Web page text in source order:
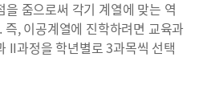
줌으로써 각기 계열에 맞는 역
, 이공계열에 진학하려면 교육과
II과정을 학년별로 3과목씩 선택